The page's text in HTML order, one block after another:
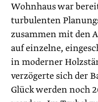
Wohnhaus war
turbulenten
zusammen mit den
auf einzelne,
in moderner
verzögerte sich der
Glück werden noch